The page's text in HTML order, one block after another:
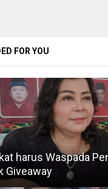
FOR YOU
harus Waspada
Giveaway